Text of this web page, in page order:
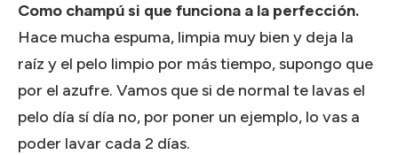
Como champú si que funciona a la perfección.
Hace mucha espuma, limpia muy bien y deja la
raíz y el pelo limpio por más tiempo, supongo que
por el azufre. Vamos que si de normal te lavas el
pelo día sí día no, por poner un ejemplo, lo vas a
poder lavar cada 2 días.